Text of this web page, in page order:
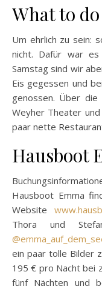
What to
Um ehrlich zu sein:
nicht. Dafür war
Samstag sind wir
Eis gegessen und
genossen. Über
Weyher Theater
paar nette
Hausboot
Hausboot Emma
Website
Thora und
ein paar tolle Bilder
195 € pro Nacht bei
fünf Nächten und